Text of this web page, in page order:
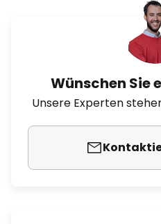
Wünschen Sie
Unsere Experten